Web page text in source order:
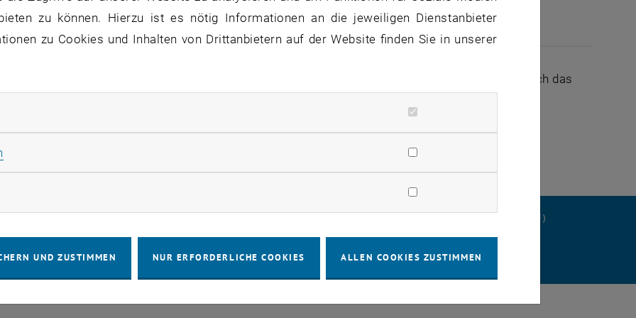
wurde erfolgreich auf die neueste Version umgestellt. Einige Details im Design können sich durch das
DATENSCHUTZERKLÄRUNG (PDF)
COOKIEEINSTELLUNGEN
zu können. Hierzu ist es nötig Informationen an die jeweiligen Dienstanbieter
zu Cookies und Inhalten von Drittanbietern auf der Website finden Sie in unserer
Cookies zulassen
UND ZUSTIMMEN NUR ERFORDERLICHE COOKIES ALLEN COOKIES ZUSTIMMEN